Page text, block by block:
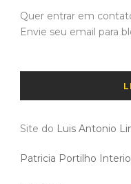
Quer entrar em
Envie seu email para
Site do Luis Antonio
Patricia Portilho